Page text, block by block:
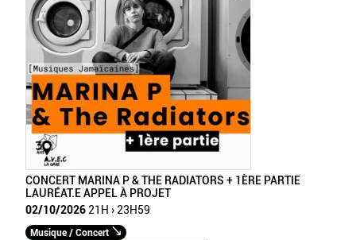
CONCERT MARINA P & THE RADIATORS + 1ÈRE PARTIE
LAURÉAT.E APPEL À PROJET
02/10/2026 21H › 23H59
Musique / Concert